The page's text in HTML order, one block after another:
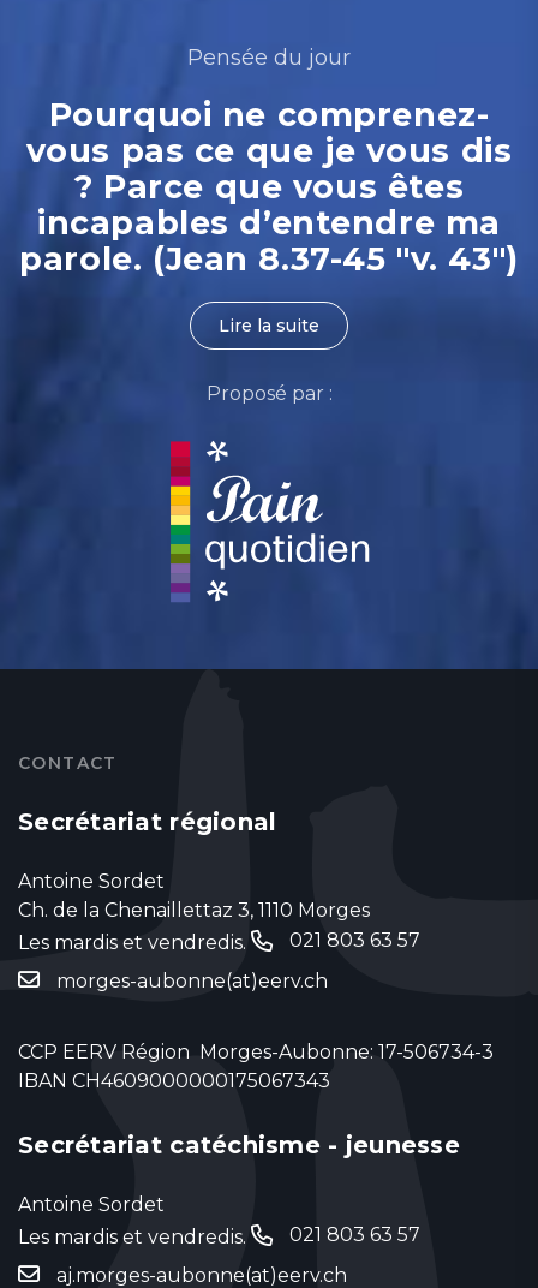
Pensée du jour
Pourquoi ne comprenez-
vous pas ce que je vous dis
? Parce que vous êtes
incapables d’entendre ma
parole. (Jean 8.37-45 "v. 43")
Lire la suite
Proposé par :
CONTACT
Secrétariat régional
Antoine Sordet
Ch. de la Chenaillettaz 3, 1110 Morges
Les mardis et vendredis.
021 803 63 57
morges-aubonne(at)eerv.ch
CCP EERV Région Morges-Aubonne: 17-506734-3
IBAN CH4609000000175067343
Secrétariat catéchisme - jeunesse
Antoine Sordet
Les mardis et vendredis.
021 803 63 57
aj.morges-aubonne(at)eerv.ch